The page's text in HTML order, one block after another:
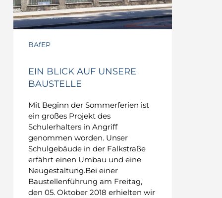
BAfEP
EIN BLICK AUF UNSERE
BAUSTELLE
Mit Beginn der Sommerferien ist
ein großes Projekt des
Schulerhalters in Angriff
genommen worden. Unser
Schulgebäude in der Falkstraße
erfährt einen Umbau und eine
Neugestaltung.Bei einer
Baustellenführung am Freitag,
den 05. Oktober 2018 erhielten wir